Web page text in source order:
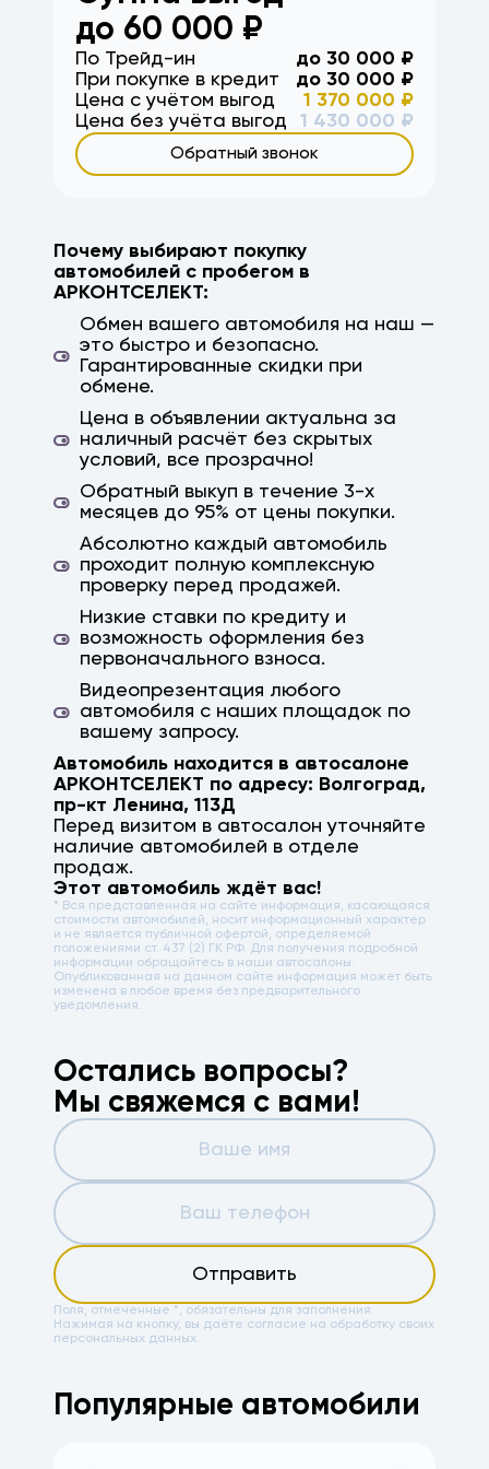
волгоград, волжский, район, третья
продольная, вторая продольная,
Краснодар, Ростов, Ростов-на-Дону,
Саратов, Астрахань, Михайловка, кача,
ерзовка, элиста, калмыкия, камышин,
дубовка, заказ авто, авто на заказ,
параллельный импорт, япония, корея, китай,
до 60 000 ₽
По Трейд-ин до 30 000 ₽
При покупке в кредит
до 30 000 ₽
Цена с учётом выгод
1 370 000 ₽
Цена без учёта выгод
1 430 000 ₽
Обратный звонок
Почему выбирают покупку
автомобилей с пробегом в
АРКОНТСЕЛЕКТ:
Обмен вашего автомобиля на наш —
это быстро и безопасно.
Гарантированные скидки при
обмене.
Цена в объявлении актуальна за
наличный расчёт без скрытых
условий, все прозрачно!
Обратный выкуп в течение 3-х
месяцев до 95% от цены покупки.
Абсолютно каждый автомобиль
проходит полную комплексную
проверку перед продажей.
Низкие ставки по кредиту и
возможность оформления без
первоначального взноса.
Видеопрезентация любого
автомобиля с наших площадок по
вашему запросу.
Автомобиль находится в автосалоне
АРКОНТСЕЛЕКТ по адресу: Волгоград,
пр-кт Ленина, 113Д
Перед визитом в автосалон уточняйте
наличие автомобилей в отделе
продаж.
Этот автомобиль ждёт вас!
* Вся представленная на сайте информация, касающаяся
стоимости автомобилей, носит информационный характер
и не является публичной офертой, определяемой
положениями ст. 437 (2) ГК РФ. Для получения подробной
информации обращайтесь в наши автосалоны.
Опубликованная на данном сайте информация может быть
изменена в любое время без предварительного
уведомления.
Остались вопросы?
Мы свяжемся с вами!
Отправить
Поля, отмеченные *, обязательны для заполнения.
Нажимая на кнопку, вы даёте согласие на обработку своих
персональных данных.
Популярные автомобили